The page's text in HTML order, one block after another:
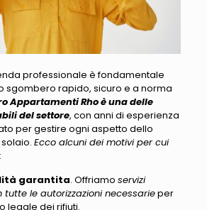
professionale è fondamentale
sgombero rapido, sicuro e a norma
Appartamenti Rho è una delle
del settore, con anni di esperienza
per gestire ogni aspetto dello
Ecco alcuni dei motivi per cui
garantita. Offriamo servizi
le autorizzazioni necessarieper
legale dei rifiuti.